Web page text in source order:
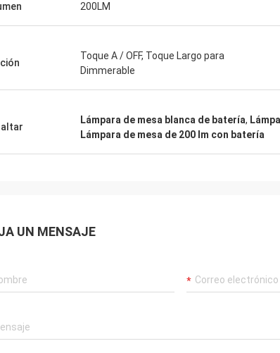
mucho. Usted ha hecho mi
tanto más fácil debido a su
de cooperar en tales una amplia
de proyectos. Atesoraré siempre
y las muchas, muchos años
200LM
Toque A / OFF, Toque Largo para
Dimmerable
Lámpara de mesa blanca de batería,
Lámpara de mesa de 200 lm con batería
UN MENSAJE